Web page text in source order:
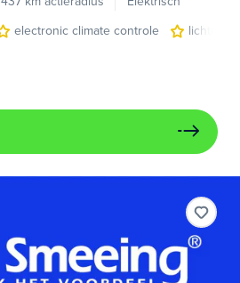
electronic climate controle